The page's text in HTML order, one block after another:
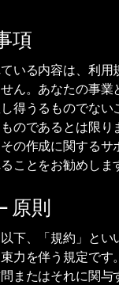
項
いる内容は、利
ん。あなたの事
得うるものでな
のであるとは限
の作成に関する
ことをお勧めしま
原則
下、「規約」と
力を伴う規定で
またはそれに関